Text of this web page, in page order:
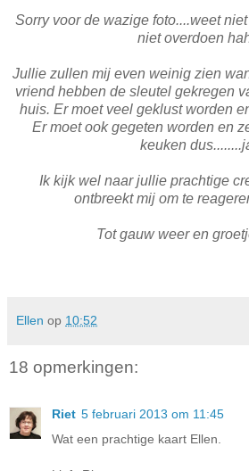
Sorry voor de wazige foto....weet
niet overdoen
Jullie zullen mij even weinig zien
vriend hebben de sleutel gekregen
huis. Er moet veel geklust worden
Er moet ook gegeten worden en
keuken
Ik kijk wel naar jullie prachtige
ontbreekt mij om te
Tot gauw weer en
Ellen op 10:52
18 opmerkingen:
Riet 5 februari 2013 om 11:45
Wat een prachtige kaart Ellen.